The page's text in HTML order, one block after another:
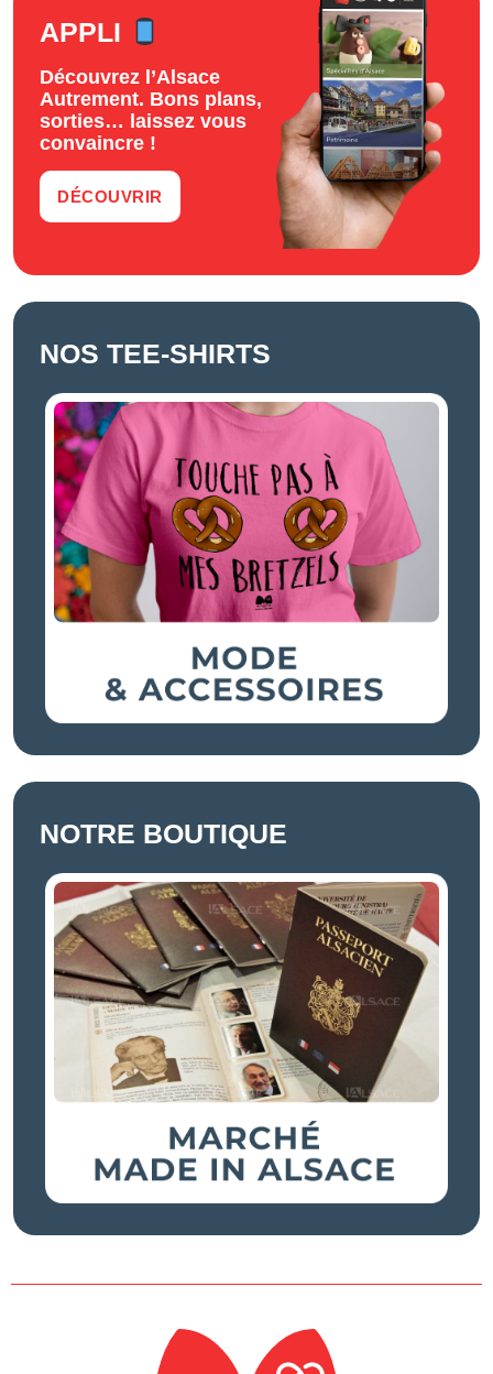
APPLI
Découvrez l’Alsace
Autrement. Bons plans,
sorties… laissez vous
convaincre !
DÉCOUVRIR
NOS TEE-SHIRTS
NOTRE BOUTIQUE